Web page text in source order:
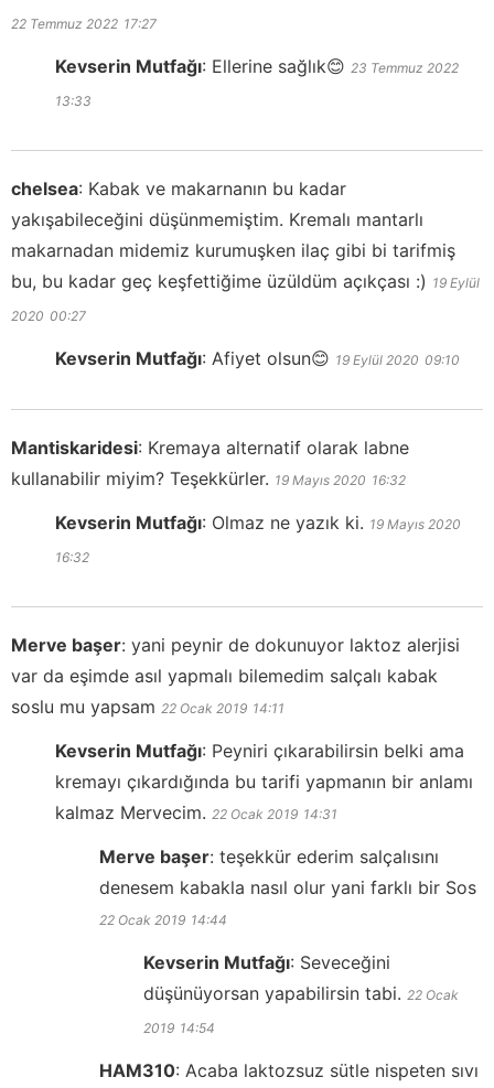
22 Temmuz 2022 17:27
Kevserin Mutfağı: Ellerine sağlık😊 23 Temmuz 2022
13:33
chelsea: Kabak ve makarnanın bu kadar
yakışabileceğini düşünmemiştim. Kremalı mantarlı
makarnadan midemiz kurumuşken ilaç gibi bi tarifmiş
bu, bu kadar geç keşfettiğime üzüldüm açıkçası :) 19 Eylül
2020 00:27
Kevserin Mutfağı: Afiyet olsun😊 19 Eylül 2020 09:10
Mantiskaridesi: Kremaya alternatif olarak labne
kullanabilir miyim? Teşekkürler. 19 Mayıs 2020 16:32
Kevserin Mutfağı: Olmaz ne yazık ki. 19 Mayıs 2020
16:32
Merve başer: yani peynir de dokunuyor laktoz alerjisi
var da eşimde asıl yapmalı bilemedim salçalı kabak
soslu mu yapsam 22 Ocak 2019 14:11
Kevserin Mutfağı: Peyniri çıkarabilirsin belki ama
kremayı çıkardığında bu tarifi yapmanın bir anlamı
kalmaz Mervecim. 22 Ocak 2019 14:31
Merve başer: teşekkür ederim salçalısını
denesem kabakla nasıl olur yani farklı bir Sos
22 Ocak 2019 14:44
Kevserin Mutfağı: Seveceğini
düşünüyorsan yapabilirsin tabi. 22 Ocak
2019 14:54
HAM310: Acaba laktozsuz sütle nispeten sıvı